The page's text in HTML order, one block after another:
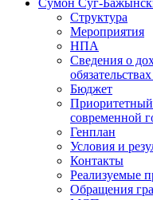
Структура
Мероприятия
НПА
Сведения о
Бюджет
современной
Генплан
Условия и
Контакты
Реализуемые
Обращения